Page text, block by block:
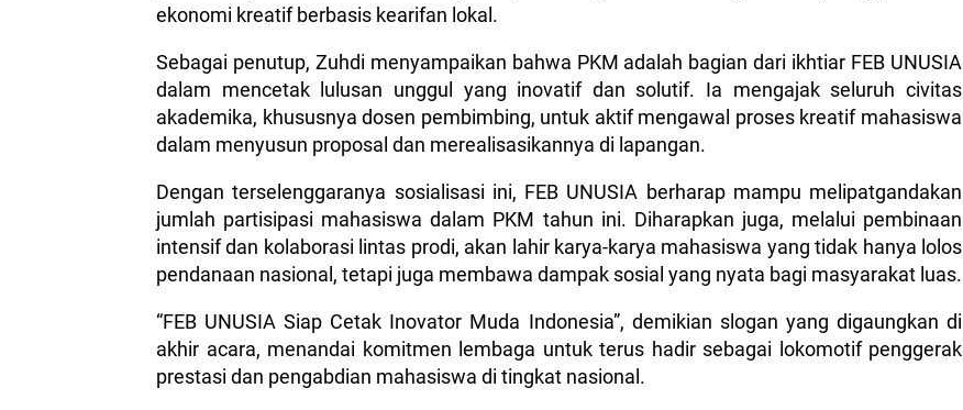
ekonomi kreatif berbasis kearifan lokal.
Sebagai penutup, Zuhdi menyampaikan bahwa PKM adalah bagian dari ikhtiar FEB UNUSIA
dalam mencetak lulusan unggul yang inovatif dan solutif. Ia mengajak seluruh civitas
akademika, khususnya dosen pembimbing, untuk aktif mengawal proses kreatif mahasiswa
dalam menyusun proposal dan merealisasikannya di lapangan.
Dengan terselenggaranya sosialisasi ini, FEB UNUSIA berharap mampu melipatgandakan
jumlah partisipasi mahasiswa dalam PKM tahun ini. Diharapkan juga, melalui pembinaan
intensif dan kolaborasi lintas prodi, akan lahir karya-karya mahasiswa yang tidak hanya lolos
pendanaan nasional, tetapi juga membawa dampak sosial yang nyata bagi masyarakat luas.
“FEB UNUSIA Siap Cetak Inovator Muda Indonesia”, demikian slogan yang digaungkan di
akhir acara, menandai komitmen lembaga untuk terus hadir sebagai lokomotif penggerak
prestasi dan pengabdian mahasiswa di tingkat nasional.